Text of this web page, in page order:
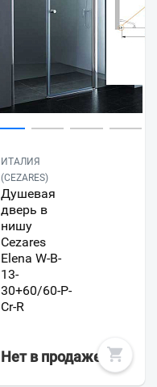
ИТАЛИЯ
(CEZARES)
Душевая
дверь в
нишу
Cezares
Elena W-B-
13-
30+60/60-P-
Cr-R
Нет в продаже